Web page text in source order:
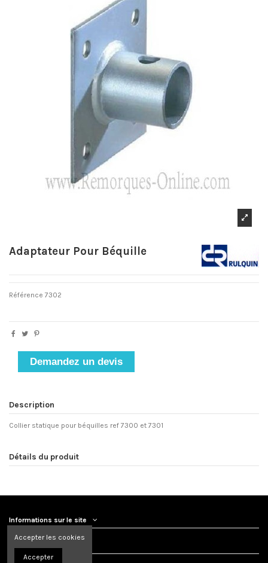
Adaptateur Pour Béquille
Référence 7302
Demandez un devis
Description
Collier statique pour béquilles ref 7300 et 7301
Détails du produit
Informations sur le site
Accepter les cookies
Accepter